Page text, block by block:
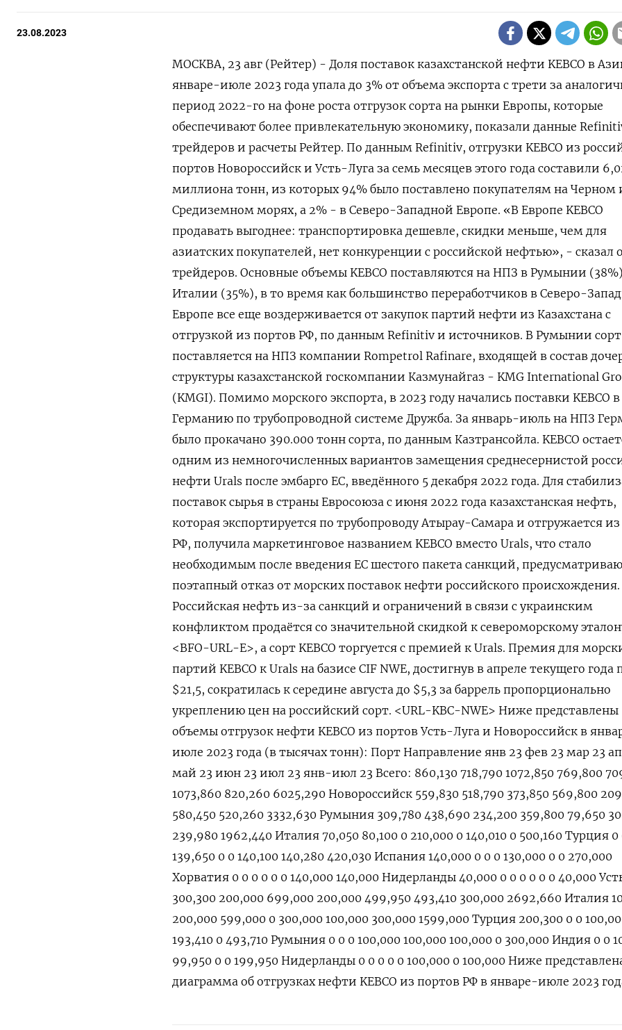
23.08.2023
МОСКВА, 23 авг (Рейтер) - Доля поставок казахстанской нефти KEBCO в
январе-июле 2023 года упала до 3% от объема экспорта с трети за
период 2022-го на фоне роста отгрузок сорта на рынки Европы, которые
обеспечивают более привлекательную экономику, показали данные
трейдеров и расчеты Рейтер. По данным Refinitiv, oтгрузки KEBCO из
портов Новороссийск и Усть-Луга за семь месяцев этого года составили
миллиона тонн, из которых 94% было поставлено покупателям на Черном
Средиземном морях, а 2% - в Северо-Западной Европе. «В Европе KEBCO
продавать выгоднее: транспортировка дешевле, скидки меньше, чем для
азиатских покупателей, нет конкуренции с российской нефтью», - сказал
трейдеров. Основные объемы KEBCO поставляются на НПЗ в Румынии
Италии (35%), в то время как большинство переработчиков в Северо-
Европе все еще воздерживается от закупок партий нефти из Казахстана с
отгрузкой из портов РФ, по данным Refinitiv и источников. В Румынии сорт
поставляется на НПЗ компании Rompetrol Rafinare, входящей в состав
структуры казахстанской госкомпании Казмунайгаз - KMG International
(KMGI). Помимо морского экспорта, в 2023 году начались поставки KEBCO в
Германию по трубопроводной системе Дружба. За январь-июль на НПЗ
было прокачано 390.000 тонн сорта, по данным Казтрансойла. KEBCO
одним из немногочисленных вариантов замещения среднесернистой
нефти Urals после эмбарго ЕС, введённого 5 декабря 2022 года. Для
поставок сырья в страны Евросоюза с июня 2022 года казахстанская нефть,
которая экспортируется по трубопроводу Атырау-Самара и отгружается
РФ, получила маркетинговое названием KEBCO вместо Urals, что стало
необходимым после введения ЕС шестого пакета санкций,
поэтапный отказ от морских поставок нефти российского происхождения.
Российская нефть из-за санкций и ограничений в связи с украинским
конфликтом продаётся со значительной скидкой к североморскому
<BFO-URL-E>, а сорт KEBCO торгуется с премией к Urals. Премия для
партий KEBCO к Urals на базисе CIF NWE, достигнув в апреле текущего года
$21,5, сократилась к середине августа до $5,3 за баррель пропорционально
укреплению цен на российский сорт. <URL-KBC-NWE> Ниже представлены
объемы отгрузок нефти KEBCO из портов Усть-Луга и Новороссийск в
июле 2023 года (в тысячах тонн): Порт Направление янв 23 фев 23 мар 23
май 23 июн 23 июл 23 янв-июл 23 Всего: 860,130 718,790 1072,850 769,800
1073,860 820,260 6025,290 Новороссийск 559,830 518,790 373,850 569,800
580,450 520,260 3332,630 Румыния 309,780 438,690 234,200 359,800 79,650
239,980 1962,440 Италия 70,050 80,100 0 210,000 0 140,010 0 500,160 Турция 0
139,650 0 0 140,100 140,280 420,030 Испания 140,000 0 0 0 130,000 0 0 270,000
Хорватия 0 0 0 0 0 0 140,000 140,000 Нидерланды 40,000 0 0 0 0 0 0 40,000
300,300 200,000 699,000 200,000 499,950 493,410 300,000 2692,660 Италия
200,000 599,000 0 300,000 100,000 300,000 1599,000 Турция 200,300 0 0
193,410 0 493,710 Румыния 0 0 0 100,000 100,000 100,000 0 300,000 Индия 0 0
99,950 0 0 199,950 Нидерланды 0 0 0 0 0 100,000 0 100,000 Ниже
диаграмма об отгрузках нефти KEBCO из портов РФ в январе-июле 2023